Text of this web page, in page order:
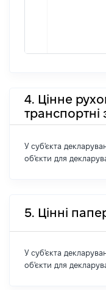
4. Цінне
транспортні
У суб'єкта
об'єкти для
5. Цінні
У суб'єкта
об'єкти для